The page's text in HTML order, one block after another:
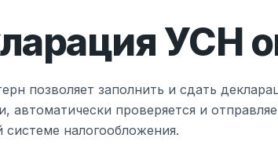
УСН
позволяет заполнить и сдать
автоматически проверяется и
налогообложения.